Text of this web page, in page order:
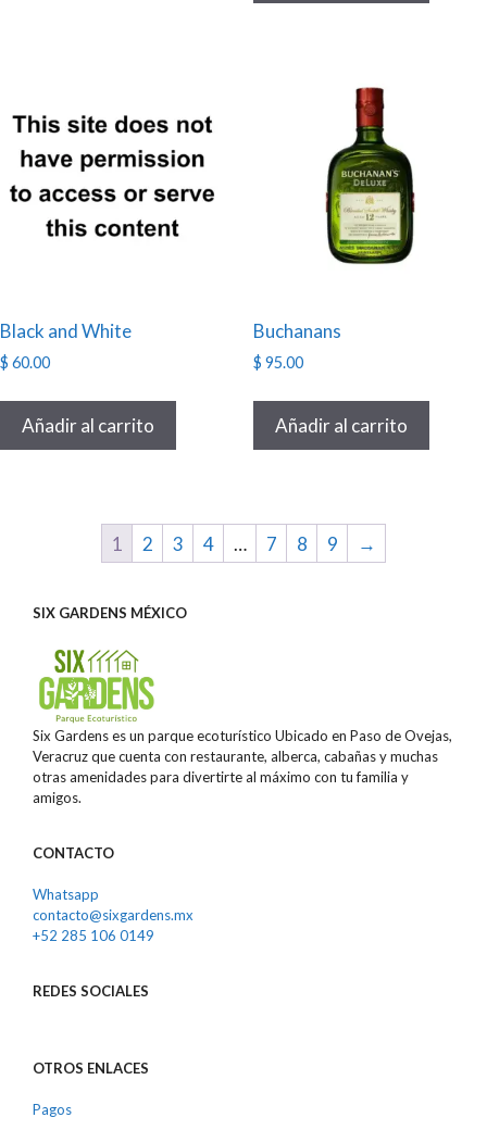
Black and White
$ 60.00
Añadir al carrito
Buchanans
$ 95.00
Añadir al carrito
1 2 3 4 … 7 8 9 →
SIX GARDENS MÉXICO
Six Gardens es un parque ecoturístico Ubicado en Paso de Ovejas,
Veracruz que cuenta con restaurante, alberca, cabañas y muchas
otras amenidades para divertirte al máximo con tu familia y
amigos.
CONTACTO
Whatsapp
contacto@sixgardens.mx
+52 285 106 0149
REDES SOCIALES
OTROS ENLACES
Pagos